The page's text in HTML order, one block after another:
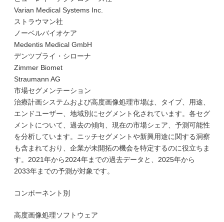
Varian Medical Systems Inc.
ストラウマン社
ノーベルバイオケア
Medentis Medical GmbH
デンツプライ・シローナ
Zimmer Biomet
Straumann AG
市場セグメンテーション
治療計画システムおよび高度画像処理市場は、タイプ、用途、
エンドユーザー、地域別にセグメント化されています。各セグ
メントについて、過去の傾向、現在の市場シェア、予測可能性
を分析しています。ニッチセグメントや新興用途に関する洞察
も含まれており、企業が未開拓の機会を特定するのに役立ちま
す。2021年から2024年までの過去データと、2025年から
2033年までの予測が対象です。
コンポーネント別
高度画像処理ソフトウェア